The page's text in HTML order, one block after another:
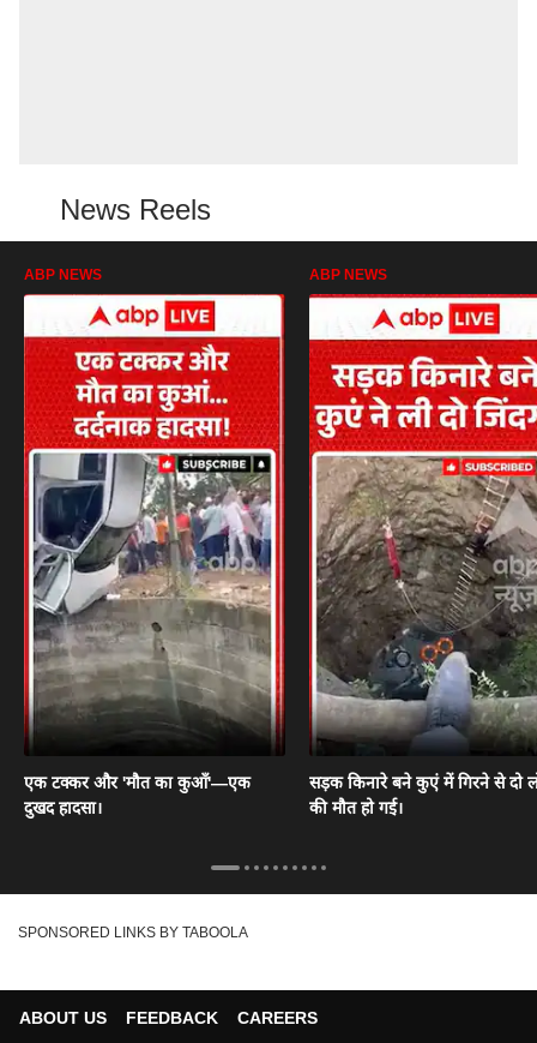
News Reels
ABP NEWS
एक टक्कर और 'मौत का कुआँ'—एक
दुखद हादसा।
ABP NEWS
सड़क किनारे बने कुएं में गिरने से दो
की मौत हो गई।
SPONSORED LINKS BY TABOOLA
ABOUT US FEEDBACK CAREERS